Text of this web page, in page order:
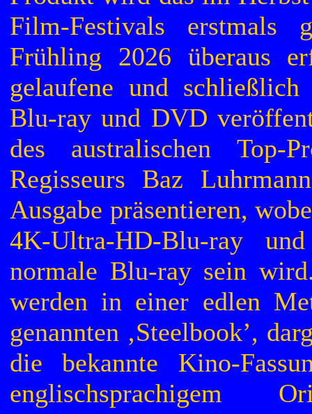
Film-Festivals erstmals
Frühling 2026 überaus
gelaufene und
Blu-ray und DVD
des australischen Top-
Regisseurs Baz
Ausgabe präsentieren,
4K-Ultra-HD-Blu-ray
normale Blu-ray sein
werden in einer edlen
genannten ‚Steelbook’,
die bekannte Kino-
englischsprachigem